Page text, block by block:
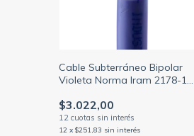
Cable Subterráneo Bipolar
Violeta Norma Iram 2178-1
$3.022,00
12 x$251,83 sin interés